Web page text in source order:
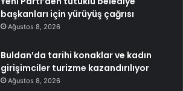
başkanları için yürüyüş çağrısı
Ağustos 8, 2026
Buldan’da tarihi konaklar ve kadın
girişimciler turizme kazandırılıyor
Ağustos 8, 2026